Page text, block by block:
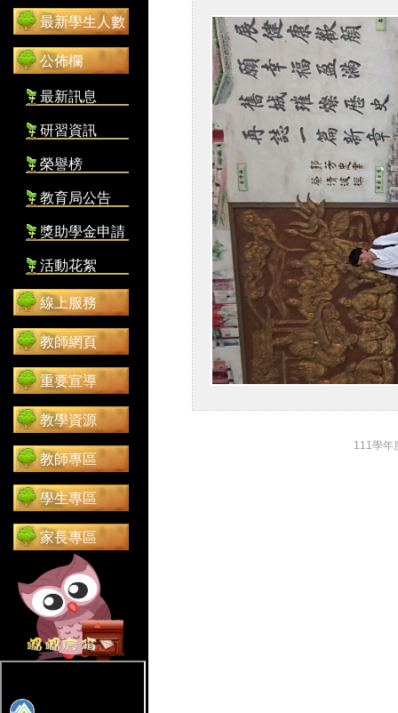
最新學生人數
公佈欄
最新訊息
研習資訊
榮譽榜
教育局公告
獎助學金申請
活動花絮
線上服務
教師網頁
重要宣導
教學資源
教師專區
學生專區
家長專區
111學年